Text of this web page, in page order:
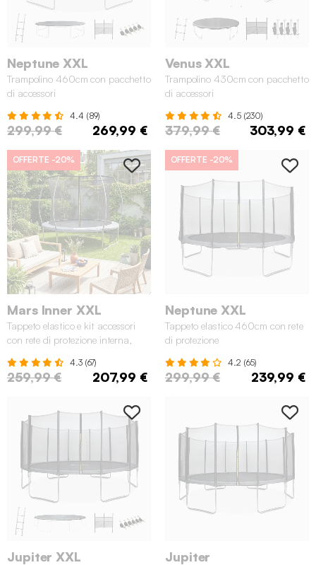
Neptune XXL
Trampolino 460cm con pacchetto
di accessori
4.4 (89)
299,99 € 269,99 €
Venus XXL
Trampolino 430cm con pacchetto
di accessori
4.5 (230)
379,99 € 303,99 €
OFFERTE -20%
Mars Inner XXL
Tappeto elastico e kit accessori
con rete di protezione interna,
4.3 (67)
259,99 € 207,99 €
OFFERTE -20%
Neptune XXL
Tappeto elastico 460cm con rete
di protezione
4.2 (65)
299,99 € 239,99 €
Jupiter XXL Jupiter